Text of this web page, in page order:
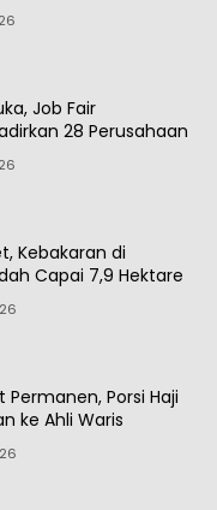
Job Fair
28 Perusahaan
Kebakaran di
Capai 7,9 Hektare
Porsi Haji
ke Ahli Waris